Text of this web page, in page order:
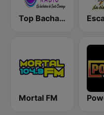
Top Bachata Radio
Mortal FM